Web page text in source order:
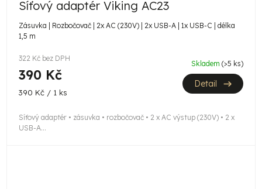
Síťový adaptér Viking AC23
Zásuvka | Rozbočovač | 2x AC (230V) | 2x USB-A | 1x USB-C | délka
1,5 m
322 Kč bez DPH
390 Kč
Měrná
390 Kč / 1 ks
Skladem (>5 ks)
Detail
Síťový adaptér • zásuvka • rozbočovač • 2 x AC výstup (230V) • 2 x
USB-A...